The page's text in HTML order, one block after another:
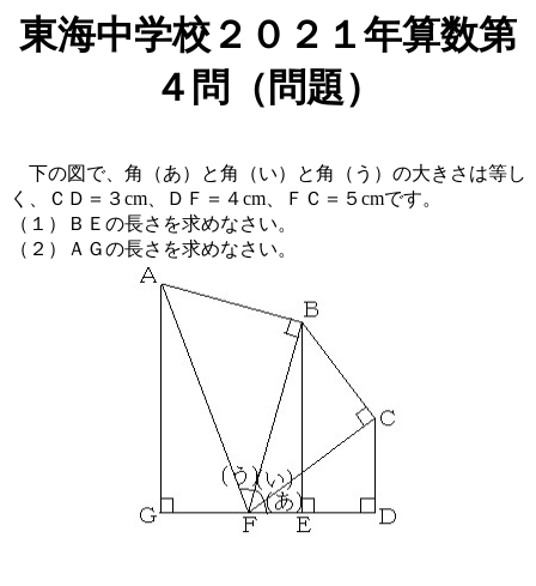
東海中学校２０２１年算数第
４問（問題）
下の図で、角（あ）と角（い）と角（う）の大きさは等し
く、ＣＤ＝３cm、ＤＦ＝４cm、ＦＣ＝５cmです。
（１）ＢＥの長さを求めなさい。
（２）ＡＧの長さを求めなさい。